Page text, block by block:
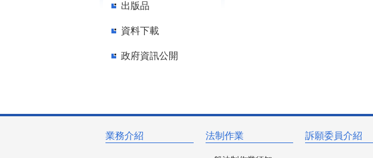
出版品
資料下載
政府資訊公開
業務介紹 法制作業 訴願委員介紹